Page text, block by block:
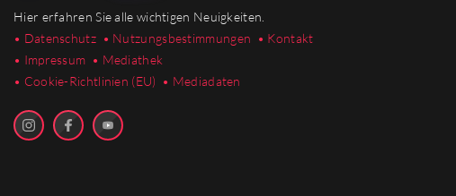
Hier erfahren Sie alle wichtigen Neuigkeiten.
• Datenschutz • Nutzungsbestimmungen • Kontakt
• Impressum • Mediathek
• Cookie-Richtlinien (EU) • Mediadaten